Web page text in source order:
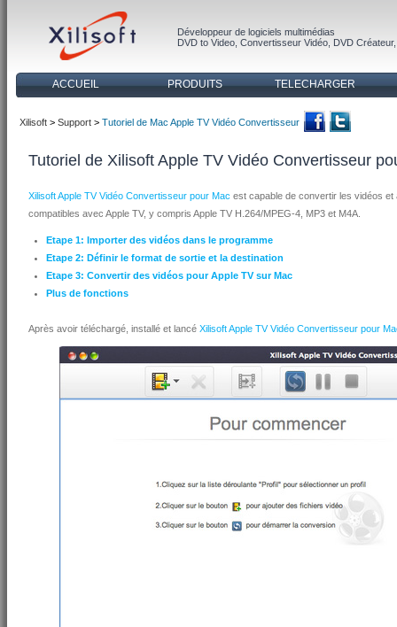
Développeur de logiciels multimédias
DVD to Video Convertisseur Vidéo DVD Créateur
ACCUEIL PRODUITS TELECHARGER
Xilisoft > Support > Tutoriel de Mac Apple TV Vidéo Convertisseur
Tutoriel de Xilisoft Apple TV Vidéo Convertisseur
Xilisoft Apple TV Vidéo Convertisseur pour Mac est capable de convertir les vidéos
compatibles avec Apple TV, y compris Apple TV H.264/MPEG-4, MP3 et M4A.
Etape 1: Importer des vidéos dans le programme
Etape 2: Définir le format de sortie et la destination
Etape 3: Convertir des vidéos pour Apple TV sur Mac
Plus de fonctions
Après avoir téléchargé, installé et lancé Xilisoft Apple TV Vidéo Convertisseur pour